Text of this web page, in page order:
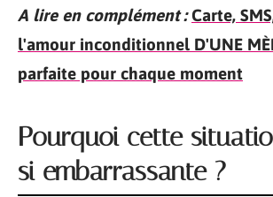
A lire en complément : Carte,
l'amour inconditionnel D'UNE
parfaite pour chaque moment
Pourquoi cette
si embarrassante ?